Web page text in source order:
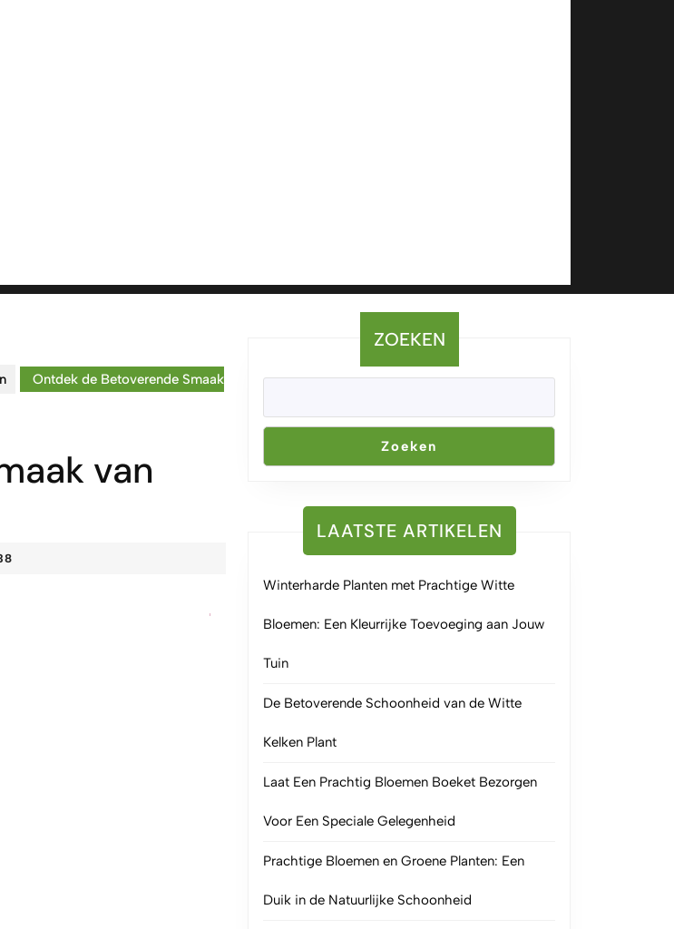
Ontdek de Betoverende Smaak
van
ZOEKEN
Zoeken
LAATSTE ARTIKELEN
Winterharde Planten met Prachtige Witte
Bloemen: Een Kleurrijke Toevoeging aan Jouw
Tuin
De Betoverende Schoonheid van de Witte
Kelken Plant
Laat Een Prachtig Bloemen Boeket Bezorgen
Voor Een Speciale Gelegenheid
Prachtige Bloemen en Groene Planten: Een
Duik in de Natuurlijke Schoonheid